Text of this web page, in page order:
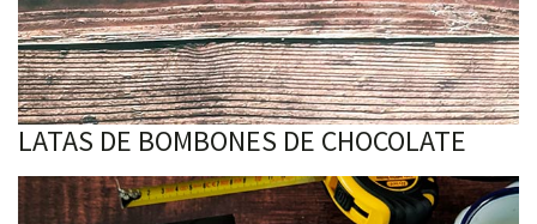
LATAS DE BOMBONES DE CHOCOLATE